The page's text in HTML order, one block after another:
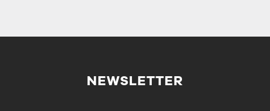
NEWSLETTER